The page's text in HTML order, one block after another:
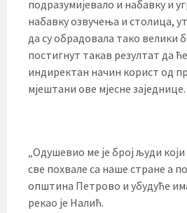
подразумијевало и набавку и
набавку озвучења и столица,
да су обрадовала тако велики
постигнут такав резултат да
индиректан начин корист од
мјештани ове мјесне заједнице.
„Одушевио ме је број људи
све похвале са наше стране а
општина Петрово и убудуће
рекао је Налић.